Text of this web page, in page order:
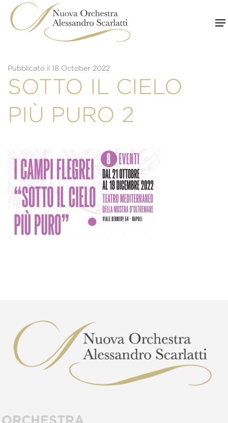
content
Pubblicato il 18 October 2022
SOTTO IL CIELO
PIÙ PURO 2
ORCHESTRA